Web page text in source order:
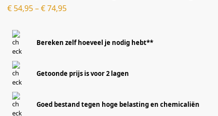
€ 54,95–€74,95
Bereken zelf hoeveel je nodig hebt**
Getoonde prijs is voor 2 lagen
Goed bestand tegen hoge belasting en chemicaliën